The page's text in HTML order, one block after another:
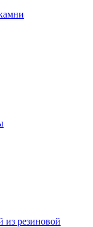
из резиновой